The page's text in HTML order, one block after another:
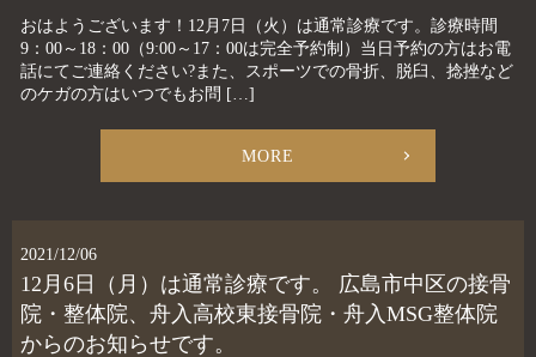
おはようございます！12月7日（火）は通常診療です。診療時間
9：00～18：00（9:00～17：00は完全予約制）当日予約の方はお電
話にてご連絡ください?また、スポーツでの骨折、脱臼、捻挫など
のケガの方はいつでもお問 […]
MORE
2021/12/06
12月6日（月）は通常診療です。 広島市中区の接骨
院・整体院、舟入高校東接骨院・舟入MSG整体院
からのお知らせです。